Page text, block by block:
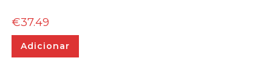
€37.49
Adicionar